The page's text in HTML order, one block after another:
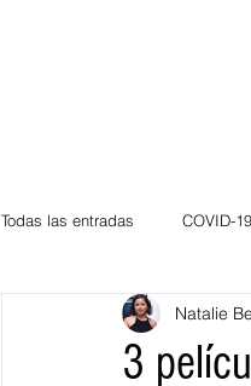
Todas las entradas COVID-19
Atlántico
3
Natalie